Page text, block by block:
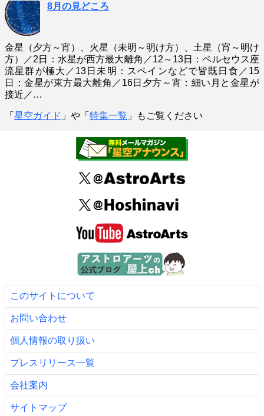
8月の見どころ
金星（夕方～宵）、火星（未明～明け方）、土星（宵～明け
方）／2日：水星が西方最大離角／12～13日：ペルセウス座
流星群が極大／13日未明：スペインなどで皆既日食／15
日：金星が東方最大離角／16日夕方～宵：細い月と金星が
接近／…
「 星空ガイド 」や「 特集一覧 」もご覧ください
このサイトについて
お問い合わせ
個人情報の取り扱い
プレスリリース一覧
会社案内
サイトマップ